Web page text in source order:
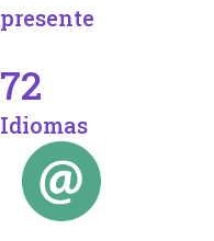
presente
72
Idiomas